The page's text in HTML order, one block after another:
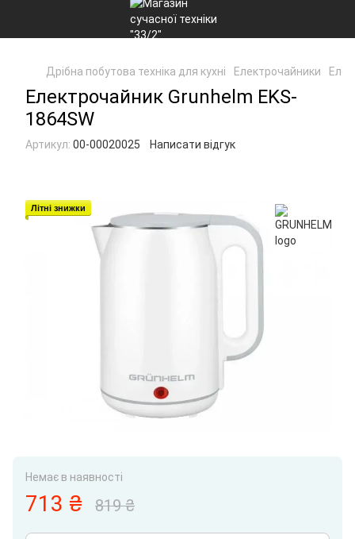
Дрібна побутова техніка для кухні Електрочайники
Електрочайник Grunhelm EKS-
1864SW
Артикул: 00-00020025 Написати відгук
Літні знижки
Немає в наявності
713 ₴ 819 ₴